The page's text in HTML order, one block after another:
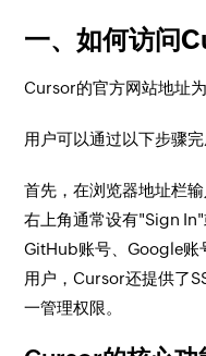
一、如何访问
Cursor的官方网站地址
用户可以通过以下步骤完
首先，在浏览器地址栏
右上角通常设有"Sign
GitHub账号、Google账
用户，Cursor还提供了
一管理权限。